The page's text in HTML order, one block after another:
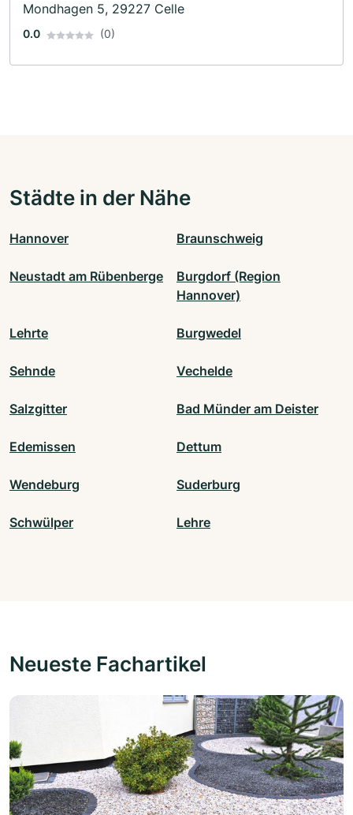
Mondhagen 5, 29227 Celle
0.0 (0)
Städte in der Nähe
Hannover Braunschweig
Neustadt am Rübenberge
Burgdorf (Region
Hannover)
Lehrte Burgwedel
Sehnde Vechelde
Salzgitter Bad Münder am Deister
Edemissen Dettum
Wendeburg Suderburg
Schwülper Lehre
Neueste Fachartikel